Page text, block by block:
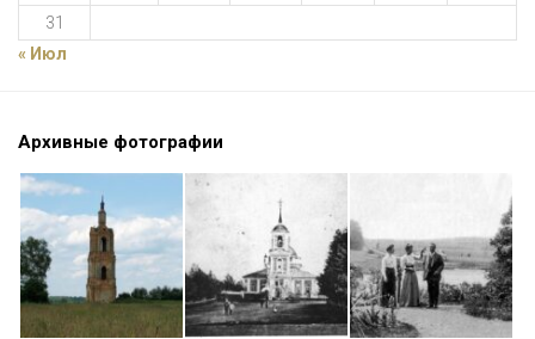
31
« Июл
Архивные фотографии